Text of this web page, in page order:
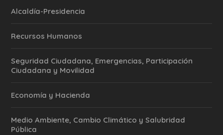
Alcaldía-Presidencia
Recursos Humanos
Seguridad Ciudadana, Emergencias, Participación
Ciudadana y Movilidad
Economía y Hacienda
Medio Ambiente, Cambio Climático y Salubridad
Pública